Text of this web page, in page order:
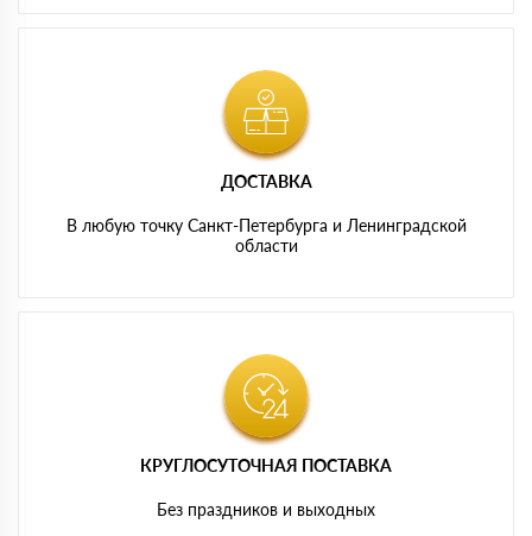
ДОСТАВКА
В любую точку Санкт-Петербурга и Ленинградской
области
КРУГЛОСУТОЧНАЯ ПОСТАВКА
Без праздников и выходных